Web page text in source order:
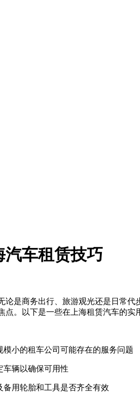
汽车租赁技巧
是商务出行、旅游观光还是日常
。以下是一些在上海租赁汽车的实
小的租车公司可能存在的服务问题
车辆以确保可用性
用轮胎和工具是否齐全有效